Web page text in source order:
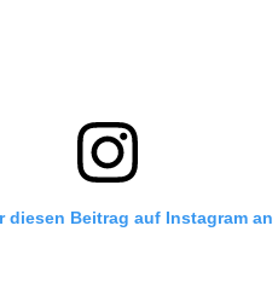
diesen Beitrag auf Instagram an